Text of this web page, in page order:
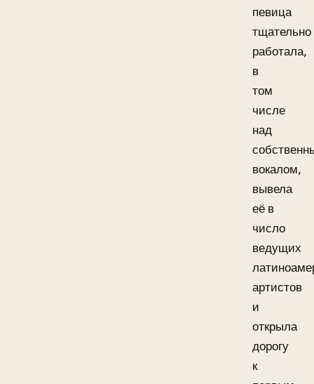
певица
тщательно
работала,
в
том
числе
над
вокалом,
вывела
её в
число
ведущих
артистов
и
открыла
дорогу
к